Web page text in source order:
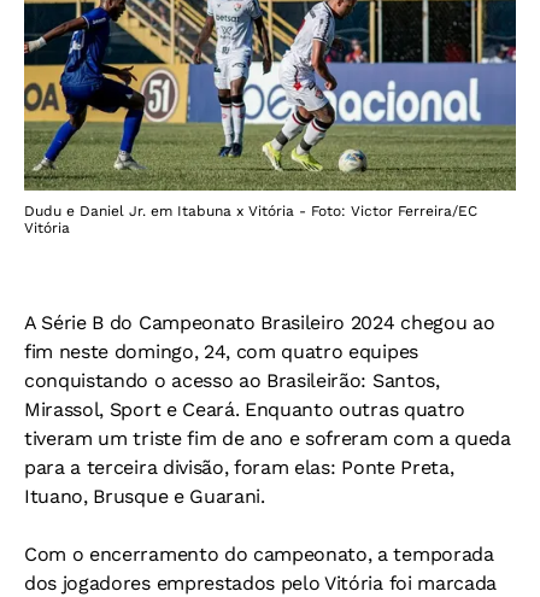
Dudu e Daniel Jr. em Itabuna x Vitória - Foto: Victor Ferreira/EC
Vitória
A Série B do Campeonato Brasileiro 2024 chegou ao
fim neste domingo, 24, com quatro equipes
conquistando o acesso ao Brasileirão: Santos,
Mirassol, Sport e Ceará. Enquanto outras quatro
tiveram um triste fim de ano e sofreram com a queda
para a terceira divisão, foram elas: Ponte Preta,
Ituano, Brusque e Guarani.
Com o encerramento do campeonato, a temporada
dos jogadores emprestados pelo Vitória foi marcada